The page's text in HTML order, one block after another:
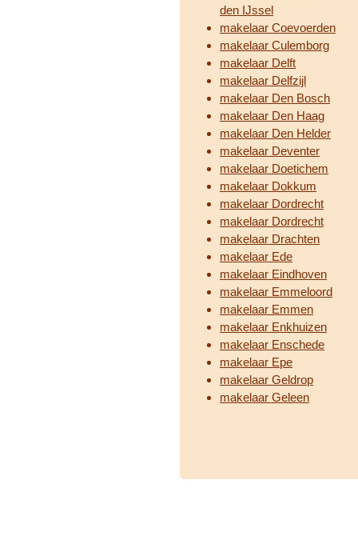
den IJssel
makelaar Coevoerden
makelaar Culemborg
makelaar Delft
makelaar Delfzijl
makelaar Den Bosch
makelaar Den Haag
makelaar Den Helder
makelaar Deventer
makelaar Doetichem
makelaar Dokkum
makelaar Dordrecht
makelaar Dordrecht
makelaar Drachten
makelaar Ede
makelaar Eindhoven
makelaar Emmeloord
makelaar Emmen
makelaar Enkhuizen
makelaar Enschede
makelaar Epe
makelaar Geldrop
makelaar Geleen